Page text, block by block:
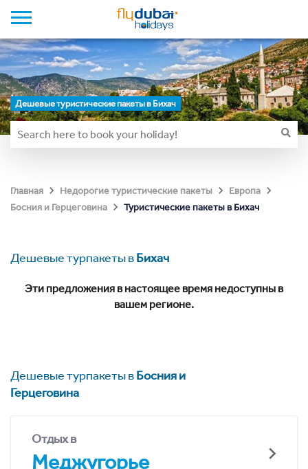
Дешевые туристические пакеты в Бихач
Главная Недорогие туристические пакеты
Европа
Босния и Герцеговина
Туристические пакеты в Бихач
Дешевые турпакеты вБихач
Эти предложения в настоящее время недоступны в
вашем регионе.
Дешевые турпакеты вБосния и
Герцеговина
Отдых в
Меджугорье